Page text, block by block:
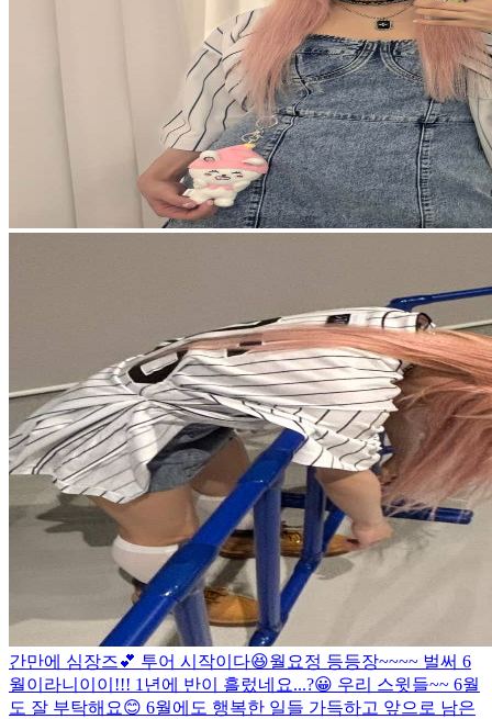
간만에 심장즈💕 투어 시작이다😆월요정 등등장~~~~ 벌써 6
월이라니이이!!! 1년에 반이 흘렀네요...?😀 우리 스윗들~~ 6월
도 잘 부탁해요😊 6월에도 행복한 일들 가득하고 앞으로 남은